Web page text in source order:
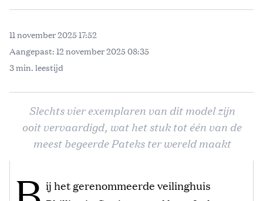
11 november 2025 17:52
Aangepast: 12 november 2025 08:35
3 min. leestijd
Slechts vier exemplaren van dit model zijn
ooit vervaardigd, wat het stuk tot één van de
meest begeerde Pateks ter wereld maakt
ij het gerenommeerde veilinghuis